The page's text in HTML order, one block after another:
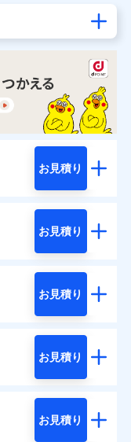
お見積り
お見積り
お見積り
お見積り
お見積り